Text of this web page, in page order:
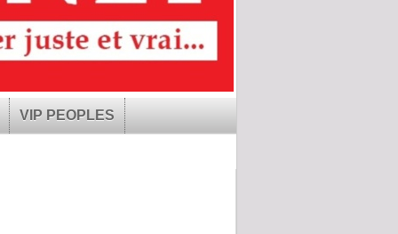
VIP PEOPLES